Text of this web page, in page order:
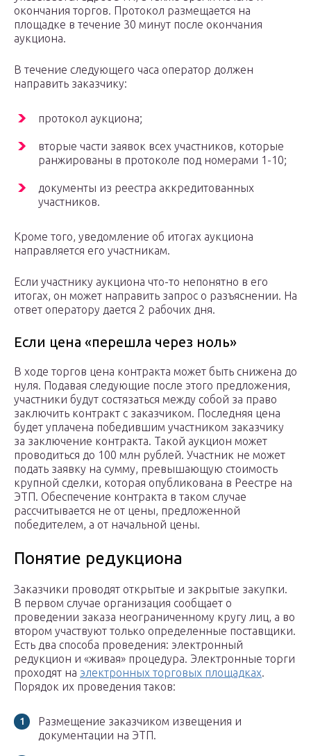
окончания торгов. Протокол размещается на
площадке в течение 30 минут после окончания
аукциона.
В течение следующего часа оператор должен
направить заказчику:
протокол аукциона;
вторые части заявок всех участников, которые
ранжированы в протоколе под номерами 1-10;
документы из реестра аккредитованных
участников.
Кроме того, уведомление об итогах аукциона
направляется его участникам.
Если участнику аукциона что-то непонятно в его
итогах, он может направить запрос о разъяснении. На
ответ оператору дается 2 рабочих дня.
Если цена «перешла через ноль»
В ходе торгов цена контракта может быть снижена до
нуля. Подавая следующие после этого предложения,
участники будут состязаться между собой за право
заключить контракт с заказчиком. Последняя цена
будет уплачена победившим участником заказчику
за заключение контракта. Такой аукцион может
проводиться до 100 млн рублей. Участник не может
подать заявку на сумму, превышающую стоимость
крупной сделки, которая опубликована в Реестре на
ЭТП. Обеспечение контракта в таком случае
рассчитывается не от цены, предложенной
победителем, а от начальной цены.
Понятие редукциона
Заказчики проводят открытые и закрытые закупки.
В первом случае организация сообщает о
проведении заказа неограниченному кругу лиц, а во
втором участвуют только определенные поставщики.
Есть два способа проведения: электронный
редукцион и «живая» процедура. Электронные торги
проходят на электронных торговых площадках.
Порядок их проведения таков:
Размещение заказчиком извещения и
документации на ЭТП.